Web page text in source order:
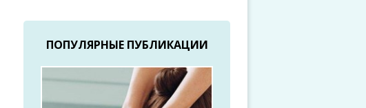
ПОПУЛЯРНЫЕ ПУБЛИКАЦИИ